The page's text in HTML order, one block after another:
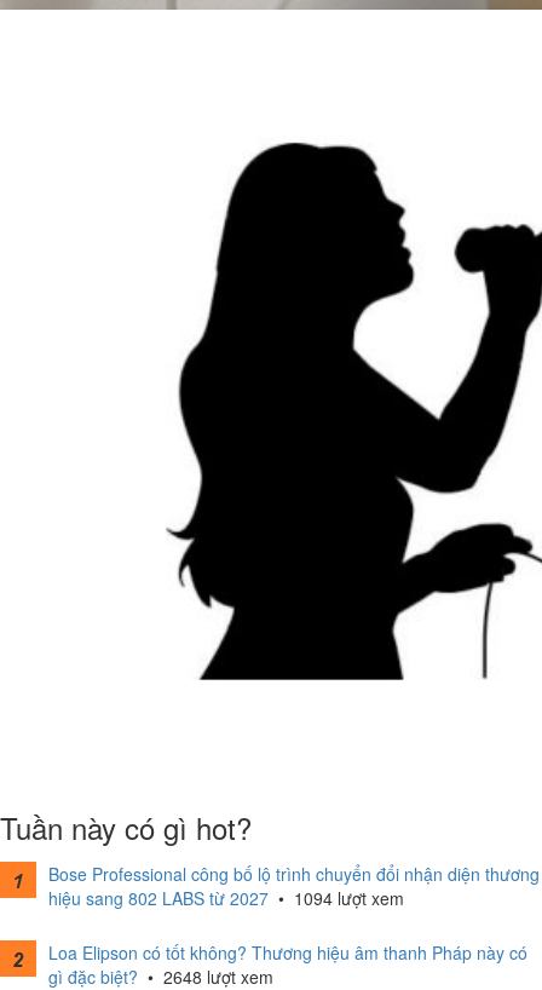
Tuần này có gì hot?
Bose Professional công bố lộ trình chuyển đổi nhận diện thương
hiệu sang 802 LABS từ 2027 • 1094 lượt xem
Loa Elipson có tốt không? Thương hiệu âm thanh Pháp này có
gì đặc biệt? • 2648 lượt xem